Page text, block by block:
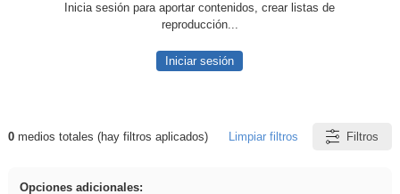
Inicia sesión para aportar contenidos, crear listas de
reproducción...
Iniciar sesión
Resultados de: realista
0medios totales (hay filtros aplicados) Limpiar filtros Filtros
Opciones adicionales: